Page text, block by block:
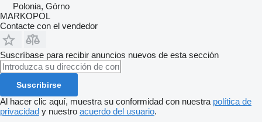
Polonia, Górno
MARKOPOL
Contacte con el vendedor
Suscríbase para recibir anuncios nuevos de esta sección
Suscribirse
Al hacer clic aquí, muestra su conformidad con nuestra política de
privacidad y nuestro acuerdo del usuario.